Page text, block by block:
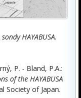
HAYABUSA.
P. - Bland, P.A.:
of the HAYABUSA
Society of Japan.